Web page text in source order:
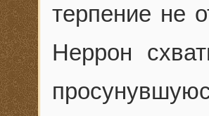
терпение не
Неррон